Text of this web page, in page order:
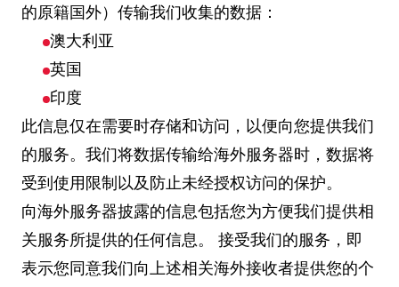
的原籍国外）传输我们收集的数据：
澳大利亚
英国
印度
此信息仅在需要时存储和访问，以便向您提供我们
的服务。我们将数据传输给海外服务器时，数据将
受到使用限制以及防止未经授权访问的保护。
向海外服务器披露的信息包括您为方便我们提供相
关服务所提供的任何信息。 接受我们的服务，即
表示您同意我们向上述相关海外接收者提供您的个